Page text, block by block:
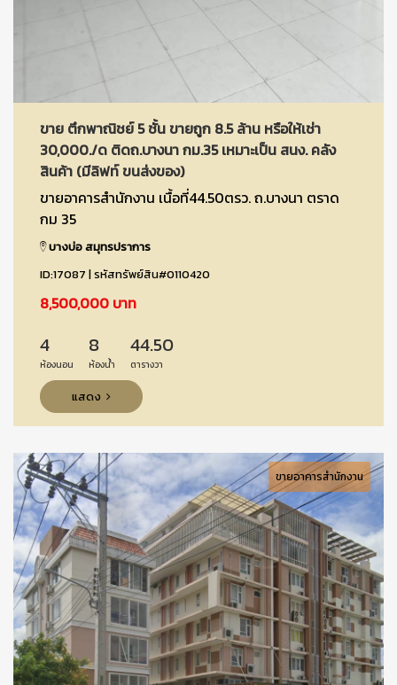
ขาย ตึกพาณิชย์ 5 ชั้น ขายถูก 8.5 ล้าน หรือให้เช่า
30,000./ด ติดถ.บางนา กม.35 เหมาะเป็น สนง. คลัง
สินค้า (มีลิฟท์ ขนส่งของ)
ขายอาคารสำนักงาน เนื้อที่44.50ตรว. ถ.บางนา ตราด
กม 35
บางบ่อ สมุทรปราการ
ID:17087 | รหัสทรัพย์สิน#0110420
8,500,000 บาท
4
ห้องนอน
8
ห้องน้ำ
44.50
ตารางวา
แสดง
ขายอาคารสำนักงาน